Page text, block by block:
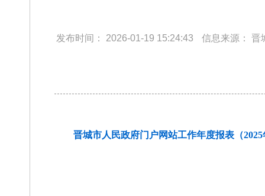
发布时间： 2026-01-19 15:24:43 信息来源： 晋
晋城市人民政府门户网站工作年度报表（